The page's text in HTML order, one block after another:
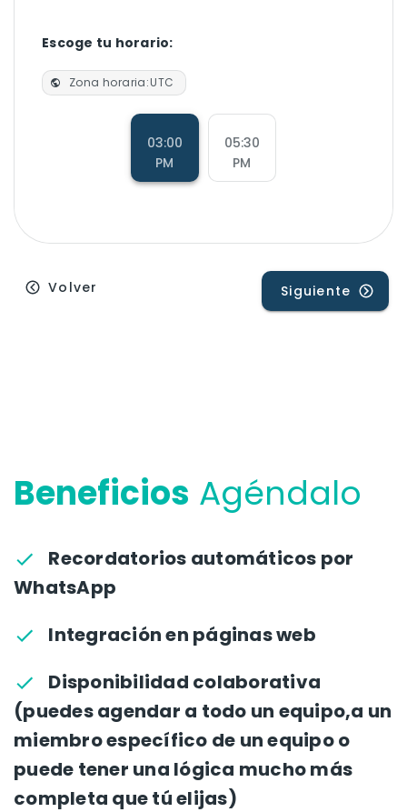
Beneficios Agéndalo
Recordatorios automáticos por
WhatsApp
Integración en páginas web
Disponibilidad colaborativa
(puedes agendar a todo un equipo,a un
miembro específico de un equipo o
puede tener una lógica mucho más
completa que tú elijas)